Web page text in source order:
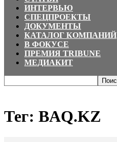
ИНТЕРВЬЮ
СПЕЦПРОЕКТЫ
ДОКУМЕНТЫ
КАТАЛОГ КОМПАНИЙ
В ФОКУСЕ
ПРЕМИЯ TRIBUNE
МЕДИАКИТ
Тег: BAQ.KZ